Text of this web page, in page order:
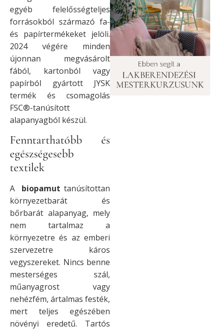
egyéb felelősségteljes
forrásokból származó fa-
és papírtermékeket jelöli.
2024 végére minden
újonnan megvásárolt
fából, kartonból vagy
papírból gyártott JYSK
termék és csomagolás
FSC®-tanúsított
alapanyagból készül.
Fenntarthatóbb és
egészségesebb
textilek
A biopamut tanúsítottan
környezetbarát és
bőrbarát alapanyag, mely
nem tartalmaz a
környezetre és az emberi
szervezetre káros
vegyszereket. Nincs benne
mesterséges szál,
műanyagrost vagy
nehézfém, ártalmas festék,
mert teljes egészében
növényi eredetű. Tartós